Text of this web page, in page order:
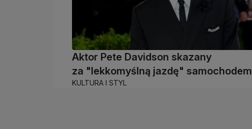
Aktor Pete Davidson skazany
za "lekkomyślną jazdę" samochodem
KULTURA I STYL